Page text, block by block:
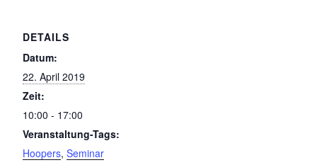
DETAILS
Datum:
22. April 2019
Zeit:
10:00 - 17:00
Veranstaltung-Tags:
Hoopers, Seminar